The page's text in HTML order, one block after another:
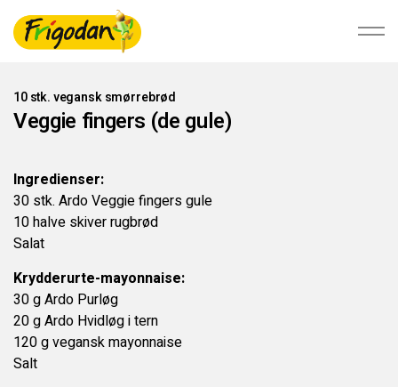
Detail
Bæredygtighed
Om Ardo NV
Ardo.com
10 stk. vegansk smørrebrød
Veggie fingers (de gule)
Ingredienser:
30 stk. Ardo Veggie fingers gule
10 halve skiver rugbrød
Salat
Krydderurte-mayonnaise:
30 g Ardo Purløg
20 g Ardo Hvidløg i tern
120 g vegansk mayonnaise
Salt